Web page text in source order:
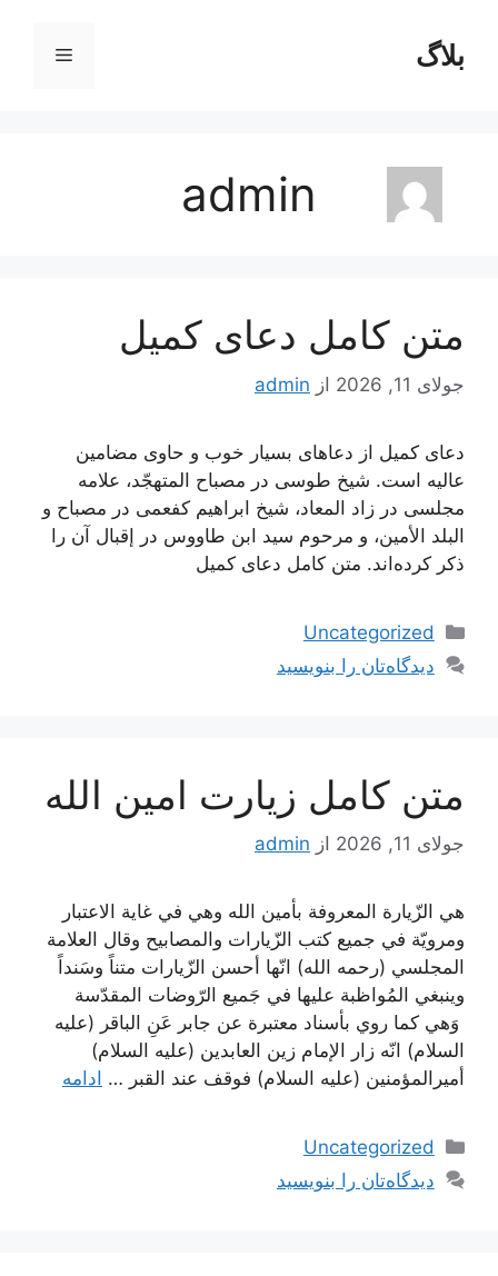
محتوابلاگ فهرست
admin
متن کامل دعای کمیل
جولای 11, 2026 از admin
دعای کمیل از دعاهای بسیار خوب و حاوی مضامین
عالیه است. شیخ طوسی در مصباح المتهجّد، علامه
مجلسی در زاد المعاد، شیخ ابراهیم کفعمی در مصباح و
البلد الأمین، و مرحوم سید ابن طاووس در إقبال آن را
ذکر کرده‌اند. متن کامل دعای کمیل
دسته‌ها
Uncategorized
دیدگاه‌تان را بنویسید
متن کامل زیارت امین الله
جولای 11, 2026 از admin
هي الزّيارة المعروفة بأمين الله وهي في غاية الاعتبار
ومرويّة في جميع كتب الزّيارات والمصابيح وقال العلامة
المجلسي (رحمه الله) انّها أحسن الزّيارات متناً وسَنداً
وينبغي المُواظبة عليها في جَميع الرّوضات المقدّسة
وَهي كما روي بأسناد معتبرة عن جابر عَنِ الباقر (عليه
السلام) انّه زار الإمام زين العابدين (عليه السلام)
أميرالمؤمنين (عليه السلام) فوقف عند القبر … ادامه
دسته‌ها
Uncategorized
دیدگاه‌تان را بنویسید